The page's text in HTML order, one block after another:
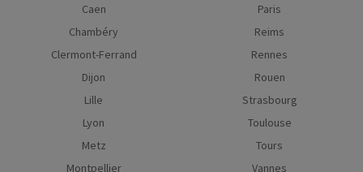
Caen
Chambéry
Clermont-Ferrand
Dijon
Lille
Lyon
Metz
Montpellier
Paris
Reims
Rennes
Rouen
Strasbourg
Toulouse
Tours
Vannes